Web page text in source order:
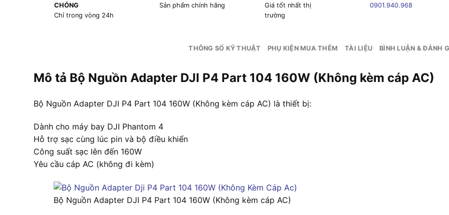
CHÓNG
Chỉ trong vòng 24h
Sản phẩm chính hãng
Giá tốt nhất thị
trường
0901.940.968
THÔNG SỐ KỸ THUẬT PHỤ KIỆN MUA THÊM TÀI LIỆU BÌNH LUẬN & ĐÁNH
Mô tả Bộ Nguồn Adapter DJI P4 Part 104 160W (Không kèm cáp AC)
Bộ Nguồn Adapter DJI P4 Part 104 160W (Không kèm cáp AC) là thiết bị:
Dành cho máy bay DJI Phantom 4
Hỗ trợ sạc cùng lúc pin và bộ điều khiển
Công suất sạc lên đến 160W
Yêu cầu cáp AC (không đi kèm)
Bộ Nguồn Adapter DJI P4 Part 104 160W (Không kèm cáp AC)